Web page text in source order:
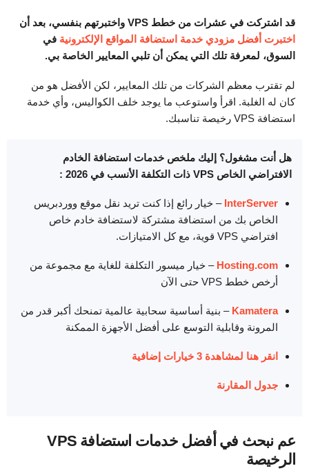
قد اشتركت في عشرات من خطط VPS واختبرتهم بنفسي، بعد أن
اختبرت أفضل مزودي خدمة استضافة المواقع الإلكترونية في
السوق، لمعرفة تلك التي يمكن أن تلبي المعايير الخاصة بي.
لم تقترب معظم الشركات من تلك المعايير، لكن الأفضل هو من
كان له الغلبة. اقرأ واستوعب ما يوجد خلف الكواليس، وأي خدمة
استضافة VPS رخيصة تناسبك.
هل أنت مشغول؟ إليك ملخص خدمات استضافة الخادم
الافتراضي الخاص VPS ذات التكلفة الأنسب في 2026 :
InterServer – خيار رائع إذا كنت تريد نقل موقع ووردبريس
الخاص بك من استضافة مشتركة لاستضافة خادم خاص
افتراضي VPS قوية، مع كل الامتيازات.
Hosting.com – خيار ميسور التكلفة للغاية مع مجموعة من
أرخص خطط VPS حتى الآن
Kamatera – بنية أساسية سحابية عالمية تمنحك أكبر قدر من
المرونة وقابلية التوسع على أفضل الأجهزة الممكنة
انقر هنا لمشاهدة 3 خيارات إضافية
جدول المقارنة
عم نبحث في أفضل خدمات استضافة VPS
الرخيصة